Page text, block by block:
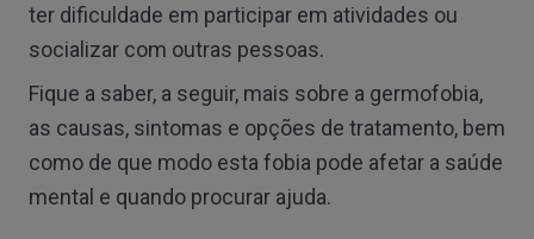
ter dificuldade em participar em atividades ou
socializar com outras pessoas.
Fique a saber, a seguir, mais sobre a germofobia,
as causas, sintomas e opções de tratamento, bem
como de que modo esta fobia pode afetar a saúde
mental e quando procurar ajuda.